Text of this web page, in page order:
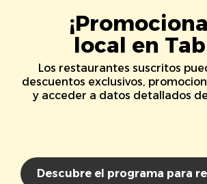
local en
Los restaurantes suscritos
descuentos exclusivos,
y acceder a datos detallados
Descubre el programa para